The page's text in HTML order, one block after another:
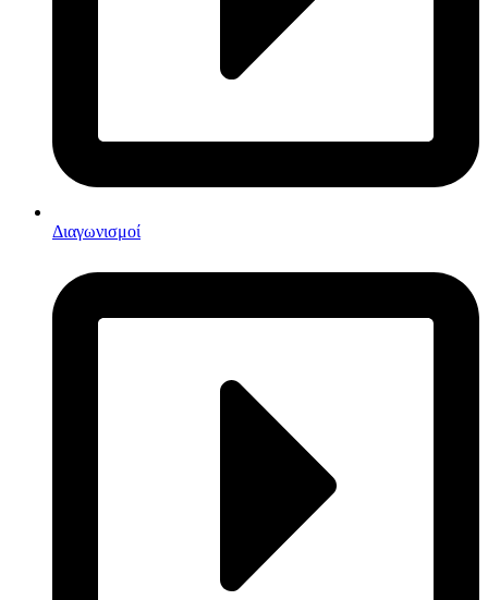
Διαγωνισμοί